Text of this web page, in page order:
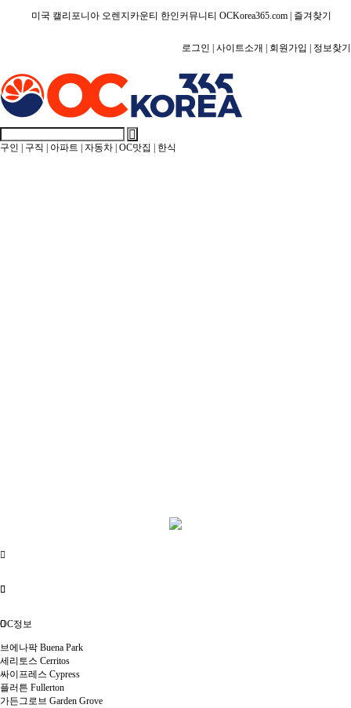
미국 캘리포니아 오렌지카운티 한인커뮤니티 OCKorea365.com | 즐겨찾기
로그인 | 사이트소개 | 회원가입 | 정보찾기
구인 구직 아파트 자동차 OC맛집 한식
OC정보
브에나팍 Buena Park
세리토스 Cerritos
싸이프레스 Cypress
플러튼 Fullerton
가든그로브 Garden Grove